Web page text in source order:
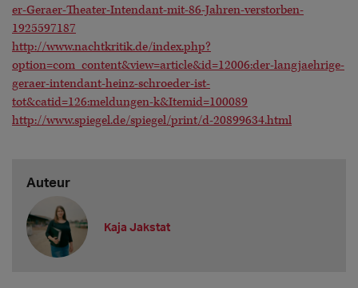
er-Geraer-Theater-Intendant-mit-86-Jahren-verstorben-
1925597187
http://www.nachtkritik.de/index.php?
option=com_content&view=article&id=12006:der-langjaehrige-
geraer-intendant-heinz-schroeder-ist-
tot&catid=126:meldungen-k&Itemid=100089
http://www.spiegel.de/spiegel/print/d-20899634.html
Auteur
Kaja Jakstat